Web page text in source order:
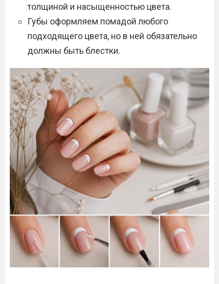
толщиной и насыщенностью цвета.
Губы оформляем помадой любого
подходящего цвета, но в ней обязательно
должны быть блестки.